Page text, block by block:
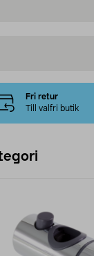
Fri retur
Till valfri butik